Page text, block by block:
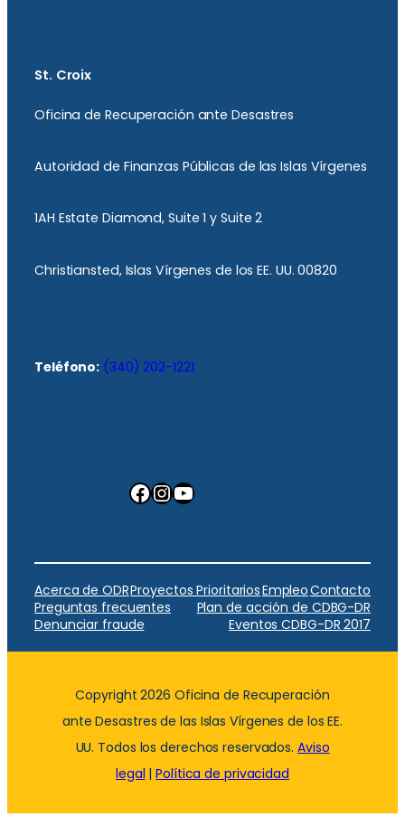
St. Croix
Oficina de Recuperación ante Desastres
Autoridad de Finanzas Públicas de las Islas Vírgenes
1AH Estate Diamond, Suite 1 y Suite 2
Christiansted, Islas Vírgenes de los EE. UU. 00820
Teléfono: (340) 202-1221
Facebook InstagramYouTube
Acerca de ODRProyectos PrioritariosEmpleoContacto
Preguntas frecuentes
Plan de acción de CDBG-DR
Denunciar fraude
Eventos CDBG-DR 2017
Copyright 2026 Oficina de Recuperación
ante Desastres de las Islas Vírgenes de los EE.
UU. Todos los derechos reservados. Aviso
legal |Política de privacidad